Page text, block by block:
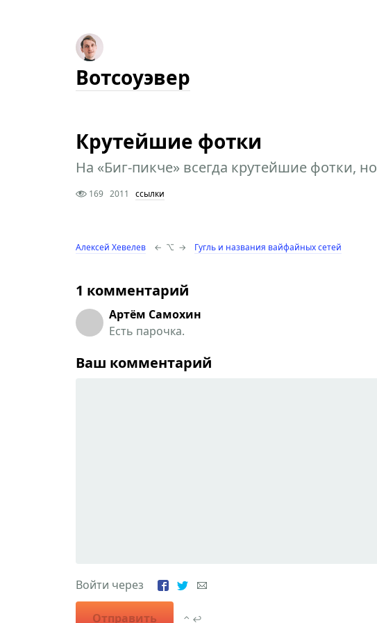
Вотсоуэвер
Крутейшие фотки
На «Биг-пикче» всегда крутейшие фотки, но
169 2011 ссылки
Алексей Хевелев ← ⌥ → Гугль и названия вайфайных сетей
1 комментарий
Артём Самохин
Есть парочка.
Ваш комментарий
Войти через
Отправить ⌃ ↩